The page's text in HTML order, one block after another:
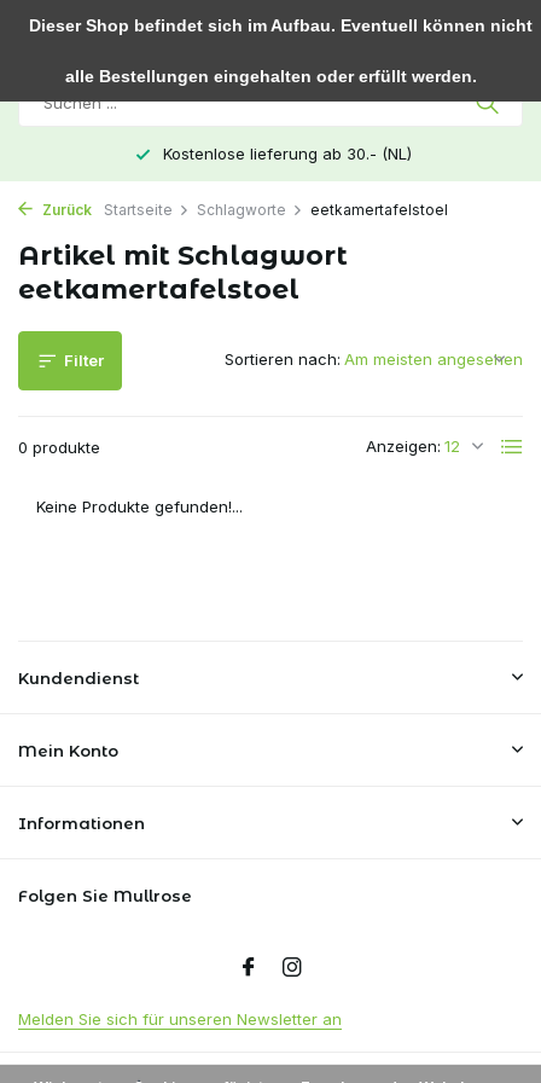
0
Kostenlose lieferung ab 30.- (NL)
Zurück Startseite Schlagworte eetkamertafelstoel
Artikel mit Schlagwort
eetkamertafelstoel
Filter
0 produkte Anzeigen:
Sortieren nach:
Keine Produkte gefunden!...
Kundendienst
Mein Konto
Informationen
Folgen Sie Mullrose
Melden Sie sich für unseren Newsletter an
Dieser Shop befindet sich im Aufbau. Eventuell können nicht
alle Bestellungen eingehalten oder erfüllt werden.